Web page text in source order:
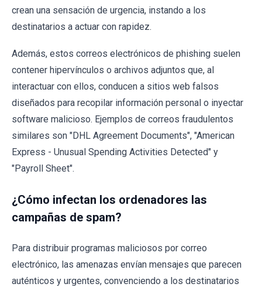
crean una sensación de urgencia, instando a los
destinatarios a actuar con rapidez.
Además, estos correos electrónicos de phishing suelen
contener hipervínculos o archivos adjuntos que, al
interactuar con ellos, conducen a sitios web falsos
diseñados para recopilar información personal o inyectar
software malicioso. Ejemplos de correos fraudulentos
similares son "DHL Agreement Documents", "American
Express - Unusual Spending Activities Detected" y
"Payroll Sheet".
¿Cómo infectan los ordenadores las
campañas de spam?
Para distribuir programas maliciosos por correo
electrónico, las amenazas envían mensajes que parecen
auténticos y urgentes, convenciendo a los destinatarios